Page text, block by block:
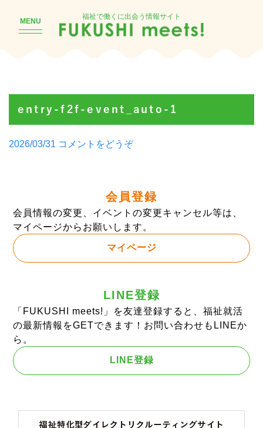
MENU
福祉で働くに出会う情報サイト
entry-f2f-event_auto-1
Posted
2026/03/31 コメントをどうぞ(entry-
会員登録
会員情報の変更、イベントの変更キャンセル等は、
マイページからお願いします。
マイページ
LINE登録
「FUKUSHI meets!」を友達登録すると、福祉就活
の最新情報をGETできます！お問い合わせもLINEか
ら。
LINE登録